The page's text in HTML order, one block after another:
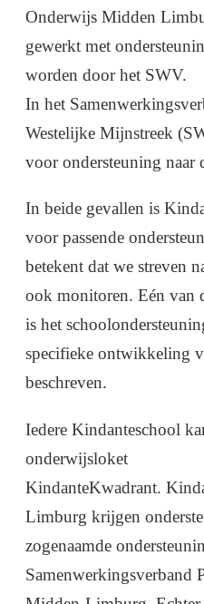
Onderwijs Midden
gewerkt met
worden door het SWV.
In het
Westelijke Mijnstreek
voor ondersteuning naar
In beide gevallen is
voor passende
betekent dat we streven
ook monitoren. Eén van
is het
specifieke ontwikkeling
beschreven.
Iedere Kindanteschool
onderwijsloket
KindanteKwadrant.
Limburg krijgen
zogenaamde
Samenwerkingsverband